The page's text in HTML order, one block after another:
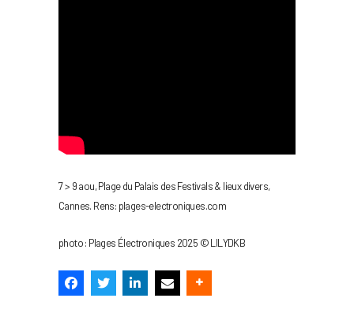
7 > 9 aou, Plage du Palais des Festivals & lieux divers,
Cannes. Rens: plages-electroniques.com
photo : Plages Électroniques 2025 © LILYDKB